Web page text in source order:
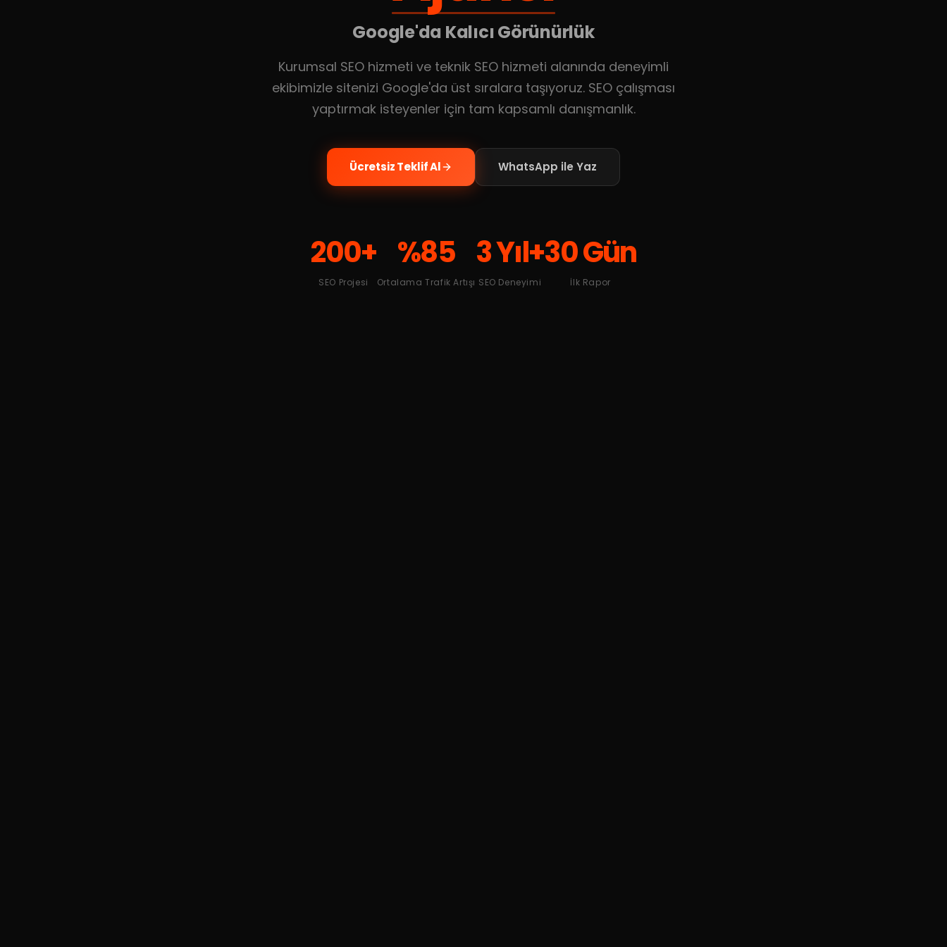
Google'da Kalıcı Görünürlük
Kurumsal SEO hizmeti ve teknik SEO hizmeti alanında deneyimli
ekibimizle sitenizi Google'da üst sıralara taşıyoruz. SEO çalışması
yaptırmak isteyenler için tam kapsamlı danışmanlık.
Ücretsiz Teklif Al WhatsApp ile Yaz
200+
SEO Projesi
%85
Ortalama Trafik Artışı
3 Yıl+
SEO Deneyimi
30 Gün
İlk Rapor